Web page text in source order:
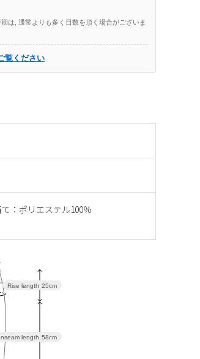
：ポリエステル100％
は, 通常よりも多く日数を頂く場合がございま
覧ください
Inseam length 58cm
Rise length 25cm